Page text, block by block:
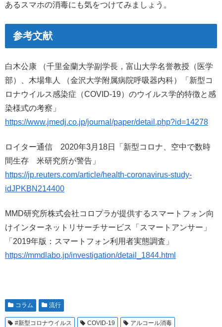
あるスマホの消毒にも気をつけてみましょう。
参考文献
白木公康 （千里金蘭大学副学長，富山大学名誉教授（医学
部）、木場隼人 （金沢大学附属病院呼吸器内科）「新型コ
ロナウイルス感染症（COVID-19）のウイルス学的特徴と感
染様式の考察」
https://www.jmedj.co.jp/journal/paper/detail.php?id=14278
ロイター通信 2020年3月18日「新型コロナ、空中で数時
間生存 米研究所が警告」
https://jp.reuters.com/article/health-coronavirus-study-
idJPKBN214400
MMD研究所株式会社コロプラが提供するスマートフォン向
けインターネットリサーチサービス「スマートアンサー」
「2019年版：スマートフォン利用者実態調査」
https://mmdlabo.jp/investigation/detail_1844.html
コラム 流行
#新型コロナウイルス COVID-19
アルコール消毒